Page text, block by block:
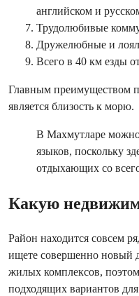
английском и
Трудолюбивые
Дружелюбные и
Всего в 40 км езды
Главным преимуществом
является близость к морю.
В Махмутларе
языков, поскольку
отдыхающих со
Какую
Район находится совсем
ищете совершенно новый
жилых комплексов,
подходящих вариантов